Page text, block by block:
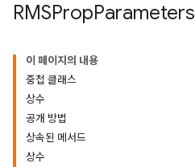
RMSPropParameters
이 페이지의 내용
중첩 클래스
상수
공개 방법
상속된 메서드
상수